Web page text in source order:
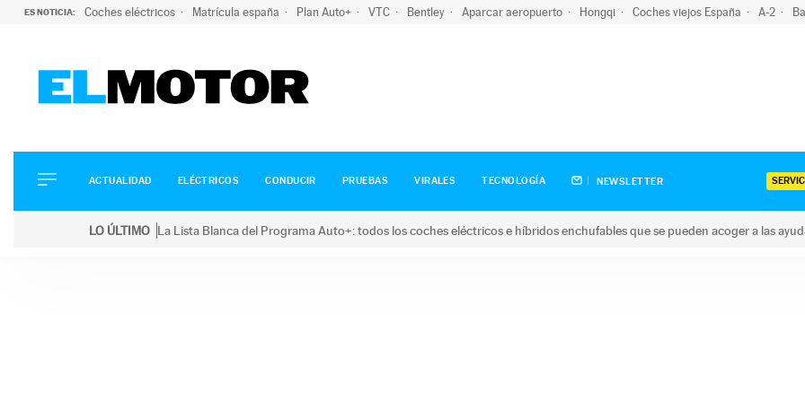
ES NOTICIA: Coches eléctricos Matrícula españa Plan Auto+ VTC Bentley Aparcar aeropuerto Hongqi Coches viejos España A-2
ELÉCTRICOS
CONDUCIR
ACTUALIDAD ELÉCTRICOS CONDUCIR PRUEBAS VIRALES TECNOLOGÍA NEWSLETTER
LO ÚLTIMO La Lista Blanca del Programa Auto+: todos los coches eléctricos e híbridos enchufables que se pueden acoger a las